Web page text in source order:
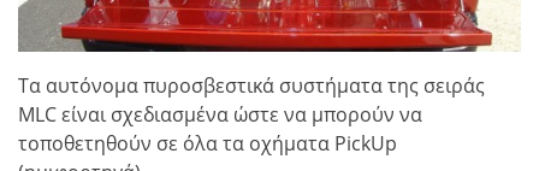
Τα αυτόνομα πυροσβεστικά συστήματα της σειράς
MLC είναι σχεδιασμένα ώστε να μπορούν να
τοποθετηθούν σε όλα τα οχήματα PickUp